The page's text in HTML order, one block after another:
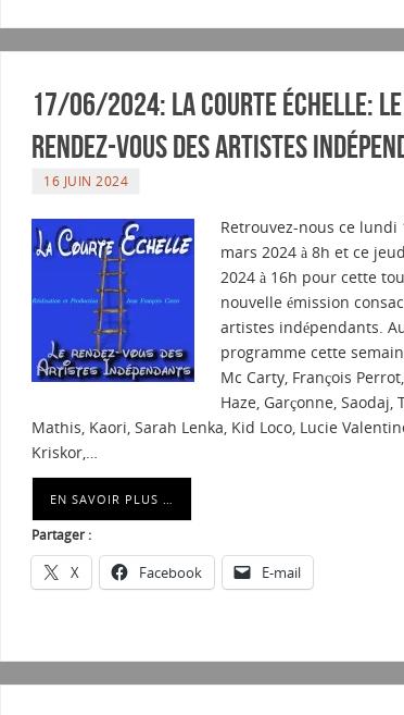
17/06/2024: La courte échelle: Le
rendez-vous des artistes
16 JUIN 2024
Retrouvez-nous ce lundi
mars 2024 à 8h et ce
2024 à 16h pour cette
nouvelle émission
artistes indépendants.
programme cette
Mc Carty, François
Haze, Garçonne, Saodaj,
Mathis, Kaori, Sarah Lenka, Kid Loco, Lucie
Kriskor,…
EN SAVOIR PLUS …
Partager :
X Facebook E-mail